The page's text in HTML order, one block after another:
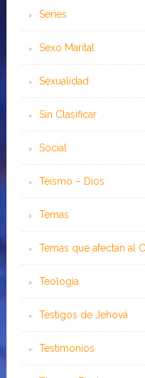
Series
Sexo Marital
Sexualidad
Sin Clasificar
Social
Teísmo – Dios
Temas
Temas que afectan al
Teología
Testigos de Jehová
Testimonios